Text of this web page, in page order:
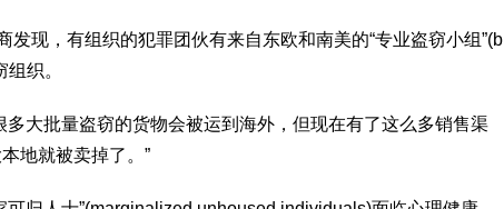
发现，有组织的犯罪团伙有来自东欧和南美的“专业盗窃小组”(b
织。
多大批量盗窃的货物会被运到海外，但现在有了这么多销售渠
地就被卖掉了。”